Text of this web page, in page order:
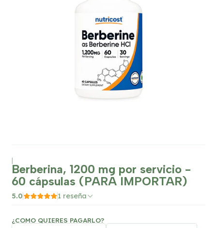
|
Berberina, 1200 mg por servicio -
60 cápsulas (PARA IMPORTAR)
5.0 1 reseña
¿COMO QUIERES PAGARLO?